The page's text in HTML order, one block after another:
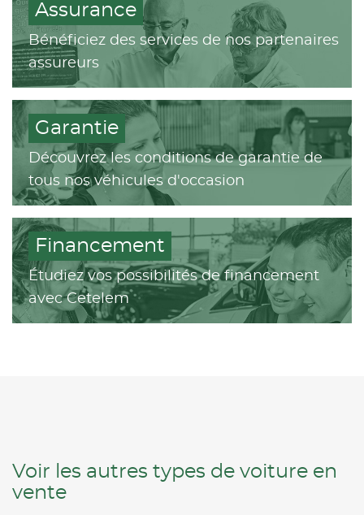
Assurance
Bénéficiez des services de nos partenaires
assureurs
Garantie
Découvrez les conditions de garantie de
tous nos véhicules d'occasion
Financement
Étudiez vos possibilités de financement
avec Cetelem
Voir les autres types de voiture en
vente